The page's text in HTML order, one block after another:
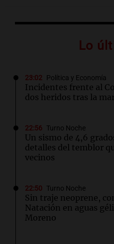
Lo
23:02 Política y Economía
Incidentes frente al
dos heridos tras la
22:56 Turno Noche
Un sismo de 4,6
detalles del temblor
vecinos
22:50 Turno Noche
Sin traje neoprene,
Natación en aguas
Moreno